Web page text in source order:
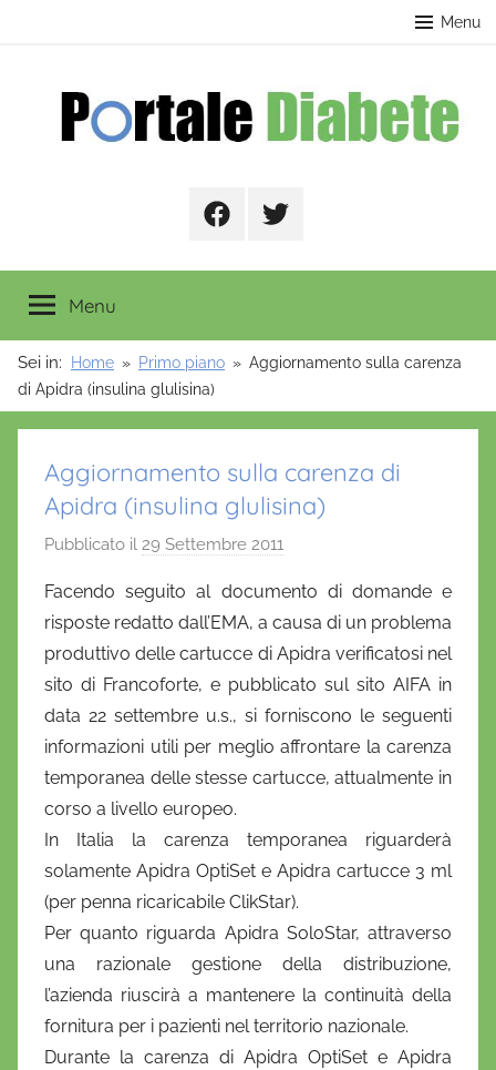
Menu
FacebookTwitter
Menu
Sei in: Home Primo piano
Aggiornamento sulla carenza
di Apidra (insulina glulisina)
Aggiornamento sulla carenza di
Apidra (insulina glulisina)
Pubblicato il 29 Settembre 2011
D
a
n
i
e
l
a
'
O
n
i
o
Facendo seguito al documento di domande e
risposte redatto dall’EMA, a causa di un problema
produttivo delle cartucce di Apidra verificatosi nel
sito di Francoforte, e pubblicato sul sito AIFA in
data 22 settembre u.s., si forniscono le seguenti
informazioni utili per meglio affrontare la carenza
temporanea delle stesse cartucce, attualmente in
corso a livello europeo.
In Italia la carenza temporanea riguarderà
solamente Apidra OptiSet e Apidra cartucce 3 ml
(per penna ricaricabile ClikStar).
Per quanto riguarda Apidra SoloStar, attraverso
una razionale gestione della distribuzione,
l’azienda riuscirà a mantenere la continuità della
fornitura per i pazienti nel territorio nazionale.
Durante la carenza di Apidra OptiSet e Apidra